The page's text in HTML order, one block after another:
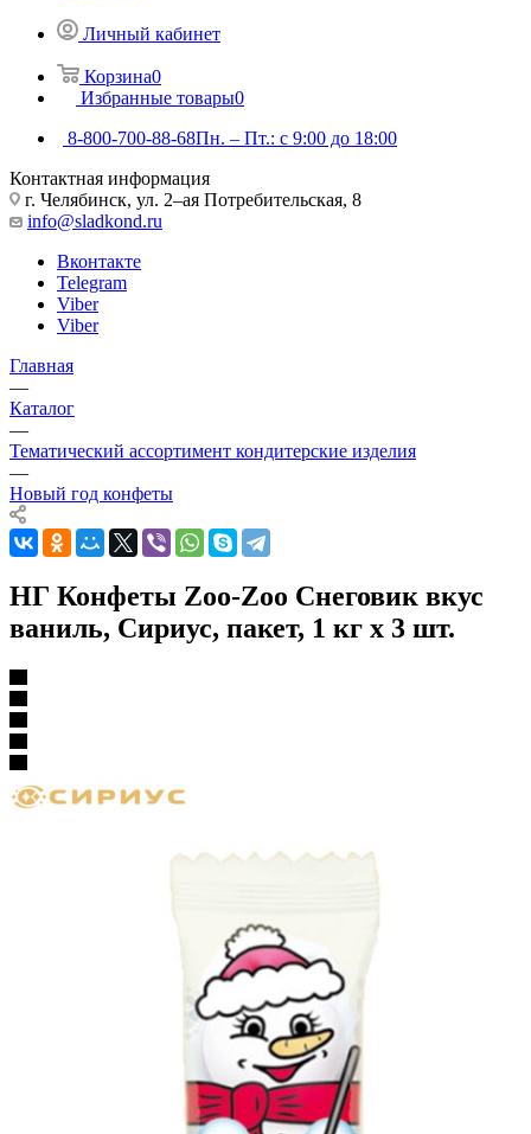
Личный кабинет
Корзина0
Избранные товары0
8-800-700-88-68Пн. – Пт.: с 9:00 до 18:00
Контактная информация
г. Челябинск, ул. 2–ая Потребительская, 8
info@sladkond.ru
Вконтакте
Telegram
Viber
Viber
Главная
—
Каталог
—
Тематический ассортимент кондитерские изделия
—
Новый год конфеты
НГ Конфеты Zoo-Zoo Снеговик вкус
ваниль, Сириус, пакет, 1 кг х 3 шт.